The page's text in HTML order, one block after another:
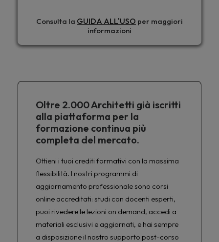
Consulta la GUIDA ALL'USO per maggiori
informazioni
Oltre 2.000 Architetti già iscritti
alla piattaforma per la
formazione continua più
completa del mercato.
Ottieni i tuoi crediti formativi con la massima
flessibilità. I nostri programmi di
aggiornamento professionale sono corsi
online accreditati: studi con docenti esperti,
puoi rivedere le lezioni on demand, accedi a
materiali esclusivi e aggiornati, e hai sempre
a disposizione il nostro supporto post-corso